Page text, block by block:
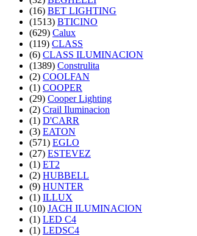
(16) BET LIGHTING
(1513) BTICINO
(629) Calux
(119) CLASS
(6) CLASS ILUMINACION
(1389) Construlita
(2) COOLFAN
(1) COOPER
(29) Cooper Lighting
(2) Crail Iluminacion
(1) D'CARR
(3) EATON
(571) EGLO
(27) ESTEVEZ
(1) ET2
(2) HUBBELL
(9) HUNTER
(1) ILLUX
(10) JACH ILUMINACION
(1) LED C4
(1) LEDSC4